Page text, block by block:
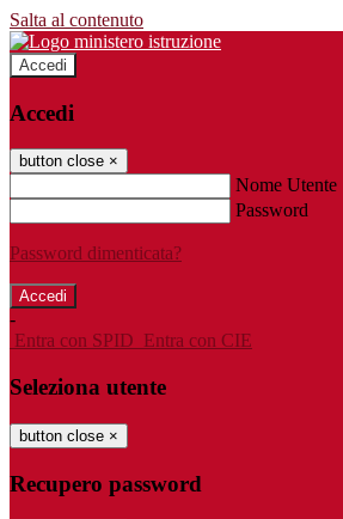
Salta al contenuto
Accedi
Accedi
button close ×
Nome Utente
Password
Password dimenticata?
-
Entra con SPID Entra con CIE
Seleziona utente
button close ×
Recupero password